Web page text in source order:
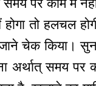
समय पर काम में
तो हलचल
चेक किया।
समय पर